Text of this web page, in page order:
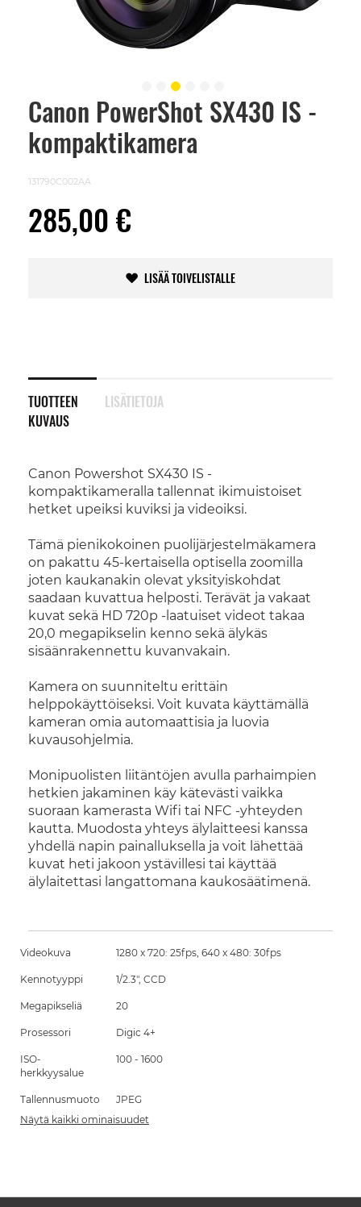
Canon PowerShot SX430 IS -
kompaktikamera
131790C002AA
285,00 €
LISÄÄ TOIVELISTALLE
TUOTTEEN
KUVAUS
Canon Powershot SX430 IS -
kompaktikameralla tallennat ikimuistoiset
hetket upeiksi kuviksi ja videoiksi.
Tämä pienikokoinen puolijärjestelmäkamera
on pakattu 45-kertaisella optisella zoomilla
joten kaukanakin olevat yksityiskohdat
saadaan kuvattua helposti. Terävät ja vakaat
kuvat sekä HD 720p -laatuiset videot takaa
20,0 megapikselin kenno sekä älykäs
sisäänrakennettu kuvanvakain.
Kamera on suunniteltu erittäin
helppokäyttöiseksi. Voit kuvata käyttämällä
kameran omia automaattisia ja luovia
kuvausohjelmia.
Monipuolisten liitäntöjen avulla parhaimpien
hetkien jakaminen käy kätevästi vaikka
suoraan kamerasta Wifi tai NFC -yhteyden
kautta. Muodosta yhteys älylaitteesi kanssa
yhdellä napin painalluksella ja voit lähettää
kuvat heti jakoon ystävillesi tai käyttää
älylaitettasi langattomana kaukosäätimenä.
LISÄTIETOJA
Skip
beginning
images
Videokuva 1280 x 720: 25fps, 640 x 480: 30fps
Kennotyyppi 1/2.3", CCD
Megapikseliä 20
Prosessori Digic 4+
ISO-
herkkyysalue
100 - 1600
Tallennusmuoto
JPEG
Näytä kaikki ominaisuudet